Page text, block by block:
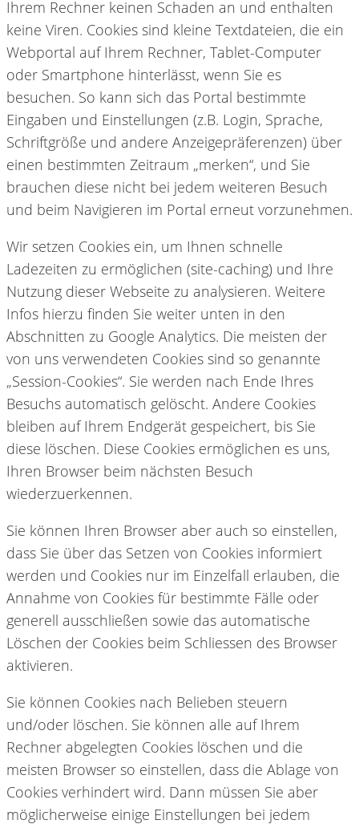
Ihrem Rechner keinen Schaden an und enthalten
keine Viren. Cookies sind kleine Textdateien, die ein
Webportal auf Ihrem Rechner, Tablet-Computer
oder Smartphone hinterlässt, wenn Sie es
besuchen. So kann sich das Portal bestimmte
Eingaben und Einstellungen (z.B. Login, Sprache,
Schriftgröße und andere Anzeigepräferenzen) über
einen bestimmten Zeitraum „merken“, und Sie
brauchen diese nicht bei jedem weiteren Besuch
und beim Navigieren im Portal erneut vorzunehmen.
Wir setzen Cookies ein, um Ihnen schnelle
Ladezeiten zu ermöglichen (site-caching) und Ihre
Nutzung dieser Webseite zu analysieren. Weitere
Infos hierzu finden Sie weiter unten in den
Abschnitten zu Google Analytics. Die meisten der
von uns verwendeten Cookies sind so genannte
„Session-Cookies“. Sie werden nach Ende Ihres
Besuchs automatisch gelöscht. Andere Cookies
bleiben auf Ihrem Endgerät gespeichert, bis Sie
diese löschen. Diese Cookies ermöglichen es uns,
Ihren Browser beim nächsten Besuch
wiederzuerkennen.
Sie können Ihren Browser aber auch so einstellen,
dass Sie über das Setzen von Cookies informiert
werden und Cookies nur im Einzelfall erlauben, die
Annahme von Cookies für bestimmte Fälle oder
generell ausschließen sowie das automatische
Löschen der Cookies beim Schliessen des Browser
aktivieren.
Sie können Cookies nach Belieben steuern
und/oder löschen. Sie können alle auf Ihrem
Rechner abgelegten Cookies löschen und die
meisten Browser so einstellen, dass die Ablage von
Cookies verhindert wird. Dann müssen Sie aber
möglicherweise einige Einstellungen bei jedem